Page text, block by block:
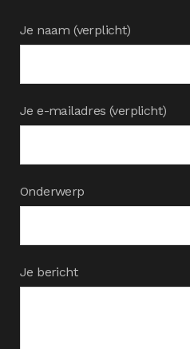
Je naam (verplicht)
Je e-mailadres (verplicht)
Onderwerp
Je bericht